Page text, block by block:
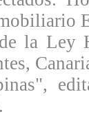
la Ley